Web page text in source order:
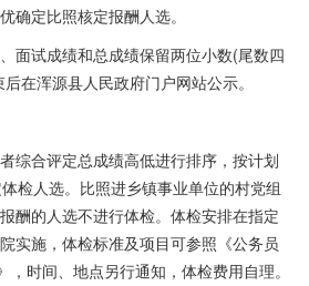
确定比照核定报酬人选。
面试成绩和总成绩保留两位小数(尾数四
在浑源县人民政府门户网站公示。
综合评定总成绩高低进行排序，按计划
检人选。比照进乡镇事业单位的村党组
酬的人选不进行体检。体检安排在指定
实施，体检标准及项目可参照《公务员
时间、地点另行通知，体检费用自理。